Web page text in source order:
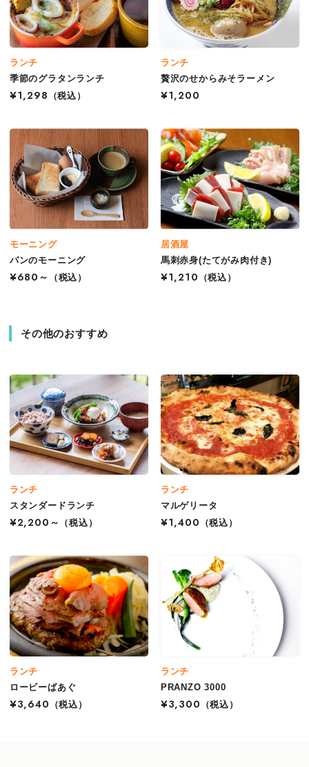
ランチ
季節のグラタンランチ
¥1,298
（税込）
ランチ
贅沢のせからみそラーメン
¥1,200
モーニング
パンのモーニング
¥680～
（税込）
居酒屋
馬刺赤身(たてがみ肉付き)
¥1,210
（税込）
その他のおすすめ
ランチ
スタンダードランチ
¥2,200～
（税込）
ランチ
マルゲリータ
¥1,400
（税込）
ランチ
ロービーばあぐ
¥3,640
（税込）
ランチ
PRANZO 3000
¥3,300
（税込）